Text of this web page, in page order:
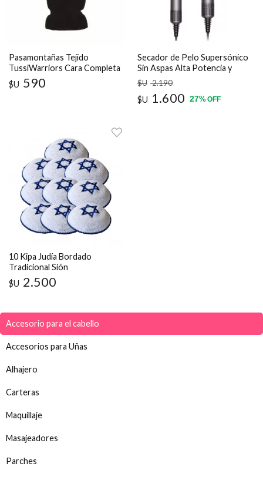
Accesorio para el cabello
Accesorios para Uñas
Alhajero
Carteras
Maquillaje
Masajeadores
Parches
Pasamontañas Tejido
TussiWarriors Cara Completa
$U 590
Secador de Pelo Supersónico
Sin Aspas Alta Potencia y
Estilo
$U 2.190
$U 1.600 27%OFF
10 Kipa Judía Bordado
Tradicional Sión
$U 2.500